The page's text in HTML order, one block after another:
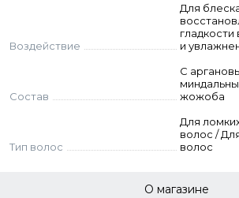
Воздействие
Для
гладкости
и
Состав
С
жожоба
Тип волос
Для
волос /
волос
О магазине